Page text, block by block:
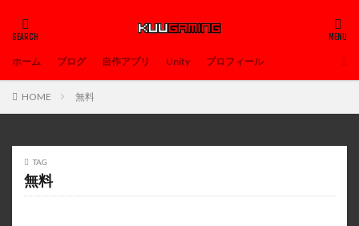
ホーム ブログ 自作アプリ Unity プロフィール
HOME 無料
TAG
無料